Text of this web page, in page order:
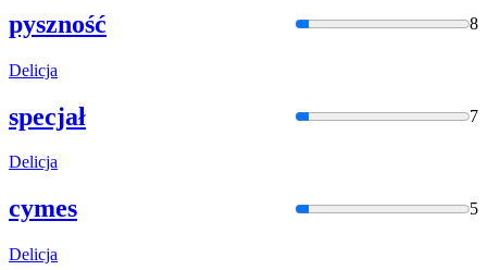
pyszność 8
Delicja
specjał 7
Delicja
cymes 5
Delicja